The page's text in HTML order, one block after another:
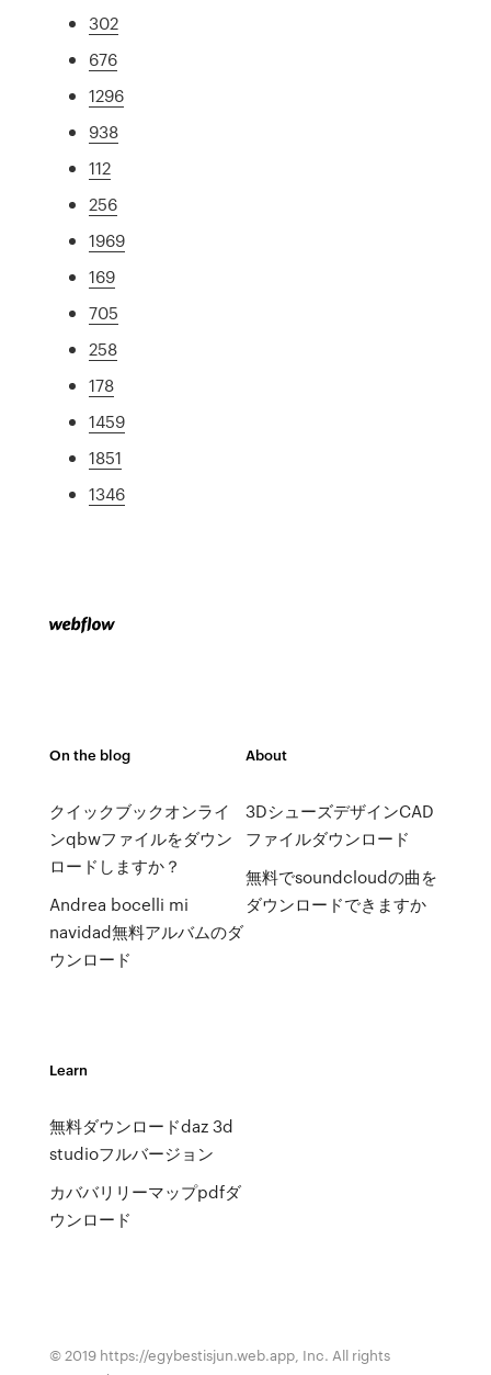
302
676
1296
938
112
256
1969
169
705
258
178
1459
1851
1346
On the blog
クイックブックオンライ
ンqbwファイルをダウン
ロードしますか？
Andrea bocelli mi
navidad無料アルバムのダ
ウンロード
About
3DシューズデザインCAD
ファイルダウンロード
無料でsoundcloudの曲を
ダウンロードできますか
Learn
無料ダウンロードdaz 3d
studioフルバージョン
カババリリーマップpdfダ
ウンロード
© 2019 https://egybestisjun.web.app, Inc. All rights